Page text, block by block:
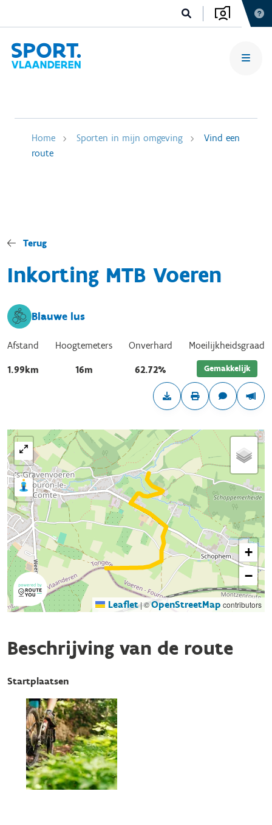
Home Sporten in mijn omgeving
Vind een
route
Terug
Inkorting MTB Voeren
Blauwe lus
Afstand
1.99km
Hoogtemeters
16m
Onverhard
62.72%
Moeilijkheidsgraad
Gemakkelijk
+
−
Leaflet|©OpenStreetMap contributors
Beschrijving van de route
Startplaatsen